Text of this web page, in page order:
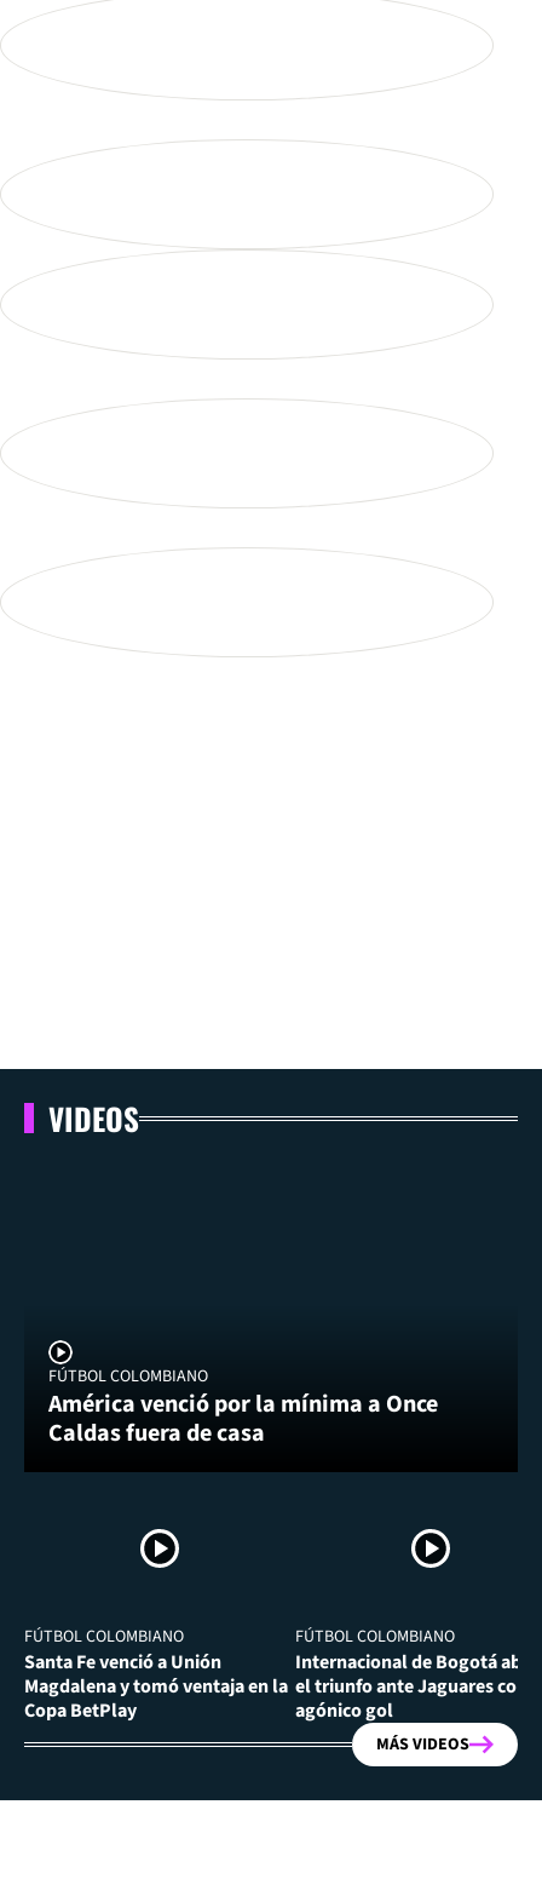
VIDEOS
FÚTBOL COLOMBIANO
América venció por la mínima a Once
Caldas fuera de casa
FÚTBOL COLOMBIANO
Santa Fe venció a Unión
Magdalena y tomó ventaja en la
Copa BetPlay
FÚTBOL COLOMBIANO
Internacional de Bogotá
el triunfo ante Jaguares con
agónico gol
MÁS VIDEOS